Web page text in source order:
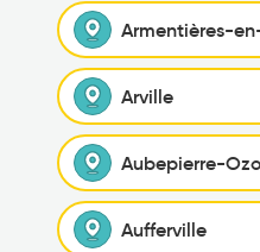
Armentières-
Arville
Aubepierre-
Aufferville